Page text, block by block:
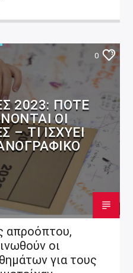
0
2023: ΠΌΤΕ
ΟΙ
– ΤΙ ΙΣΧΎΕΙ
απροόπτου,
οι
για τους